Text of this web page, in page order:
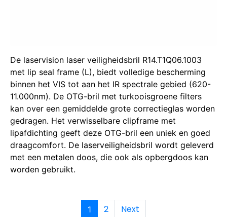
De laservision laser veiligheidsbril R14.T1Q06.1003
met lip seal frame (L), biedt volledige bescherming
binnen het VIS tot aan het IR spectrale gebied (620-
11.000nm). De OTG-bril met turkooisgroene filters
kan over een gemiddelde grote correctieglas worden
gedragen. Het verwisselbare clipframe met
lipafdichting geeft deze OTG-bril een uniek en goed
draagcomfort. De laserveiligheidsbril wordt geleverd
met een metalen doos, die ook als opbergdoos kan
worden gebruikt.
1 2 Next